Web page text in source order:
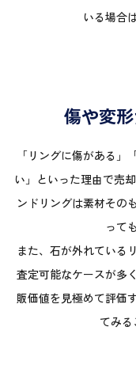
いる場合
傷や変
「リングに傷がある
い」といった理由で売
ンドリングは素材その
って
また、石が外れている
査定可能なケースが多
販価値を見極めて評価
てみる